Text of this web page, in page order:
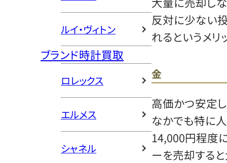
ルイ・ヴィトン
ブランド時計買取
ロレックス
エルメス
シャネル
反対に少ない
れるというメリ
金
高価かつ安定
なかでも特に
14,000円程度
ーを売却する